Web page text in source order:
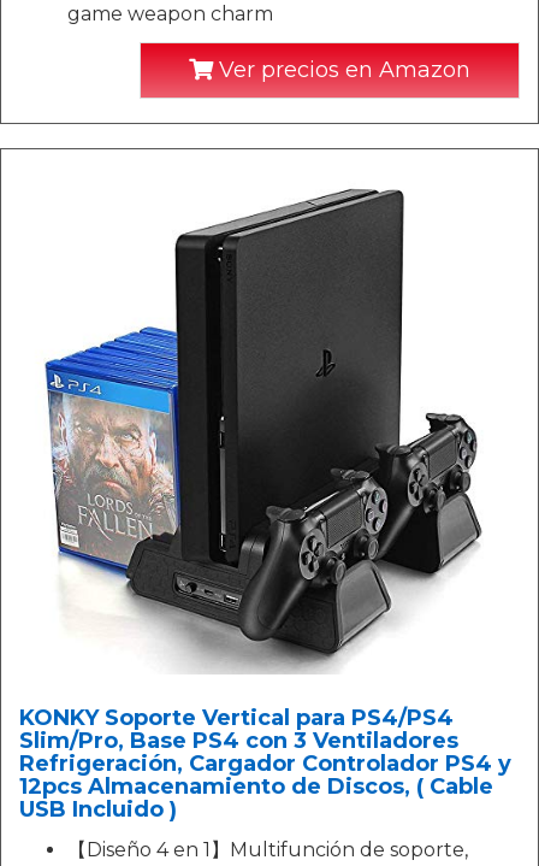
game weapon charm
Ver precios en Amazon
KONKY Soporte Vertical para PS4/PS4
Slim/Pro, Base PS4 con 3 Ventiladores
Refrigeración, Cargador Controlador PS4 y
12pcs Almacenamiento de Discos, ( Cable
USB Incluido )
【Diseño 4 en 1】Multifunción de soporte,